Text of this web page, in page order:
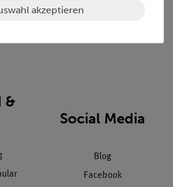
Kundendienst
&
Social Media
Blog
Facebook
akzeptieren